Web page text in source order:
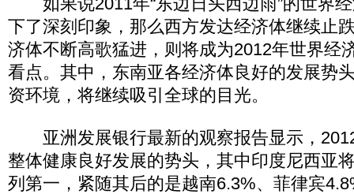
下了深刻印象，那么西方发达经济体继续止
济体不断高歌猛进，则将成为2012年世界经
看点。其中，东南亚各经济体良好的发展势
资环境，将继续吸引全球的目光。
亚洲发展银行最新的观察报告显示，
整体健康良好发展的势头，其中印度尼西亚
列第一，紧随其后的是越南6.3%、菲律宾